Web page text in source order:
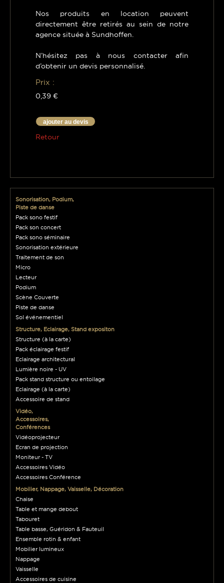
Nos produits en location peuvent
directement être retirés au sein de notre
agence située à Sundhoffen.
N’hésitez pas à nous contacter afin
d’obtenir un devis personnalisé.
Prix :
0,39 €
ajouter au devis
Retour
Sonorisation, Podium,
Piste de danse
Pack sono festif
Pack son concert
Pack sono séminaire
Sonorisation extérieure
Traitement de son
Micro
Lecteur
Podium
Scène Couverte
Piste de danse
Sol événementiel
Structure, Eclairage, Stand expositon
Structure (à la carte)
Pack éclairage festif
Eclairage architectural
Lumière noire - UV
Pack stand structure ou entoilage
Eclairage (à la carte)
Accessoire de stand
Vidéo,
Accessoires,
Conférences
Vidéoprojecteur
Ecran de projection
Moniteur - TV
Accessoires Vidéo
Accessoires Conférence
Mobilier, Nappage, Vaisselle, Décoration
Chaise
Table et mange debout
Tabouret
Table basse, Guéridon & Fauteuil
Ensemble rotin & enfant
Mobilier lumineux
Nappage
Vaisselle
Accessoires de cuisine